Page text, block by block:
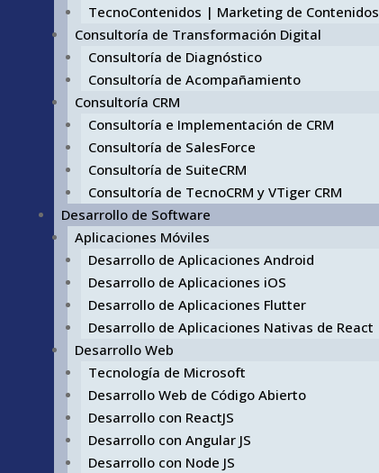
TecnoContenidos | Marketing de Contenidos
Consultoría de Transformación Digital
Consultoría de Diagnóstico
Consultoría de Acompañamiento
Consultoría CRM
Consultoría e Implementación de CRM
Consultoría de SalesForce
Consultoría de SuiteCRM
Consultoría de TecnoCRM y VTiger CRM
Desarrollo de Software
Aplicaciones Móviles
Desarrollo de Aplicaciones Android
Desarrollo de Aplicaciones iOS
Desarrollo de Aplicaciones Flutter
Desarrollo de Aplicaciones Nativas de React
Desarrollo Web
Tecnología de Microsoft
Desarrollo Web de Código Abierto
Desarrollo con ReactJS
Desarrollo con Angular JS
Desarrollo con Node JS